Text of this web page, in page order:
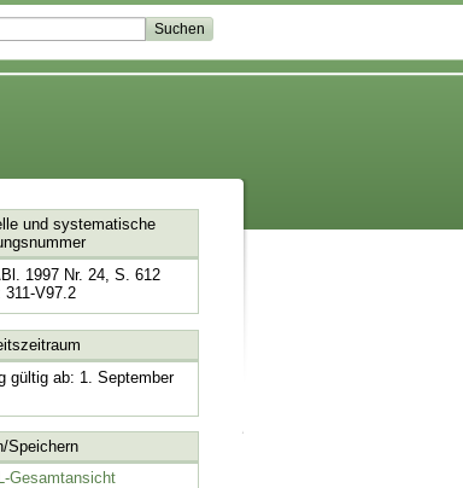
und systematische
1997 Nr. 24, S. 612
311-V97.2
gültig ab: 1. September
Speichern
Gesamtansicht